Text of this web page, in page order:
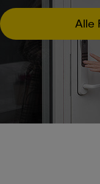
Alle